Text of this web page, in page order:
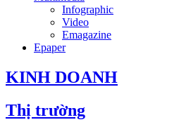
Infographic
Video
Emagazine
Epaper
KINH DOANH
Thị trường